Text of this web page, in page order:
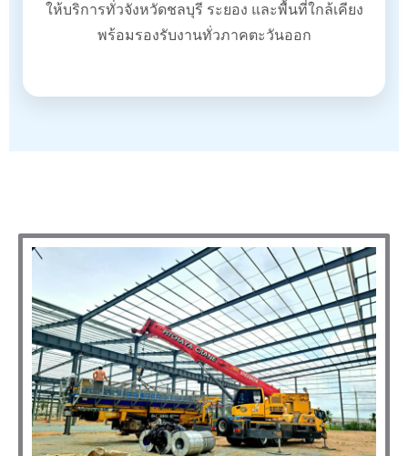
ให้บริการทั่วจังหวัดชลบุรี ระยอง และพื้นที่ใกล้เคียง
พร้อมรองรับงานทั่วภาคตะวันออก